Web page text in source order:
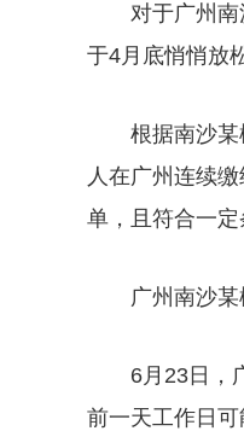
对于广州
于4月底悄悄放
根据南沙
人在广州连续
单，且符合一定
广州南沙
6月23日，
前一天工作日